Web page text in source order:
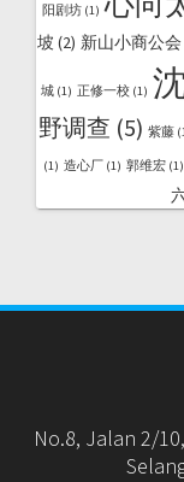
阳剧坊 (1)
坡 (2) 新山小商公会
城(1) 正修一校(1)
野调查 (5) 紫藤
(1) 造心厂(1) 郭维宏(1)
No.8, Jalan 2/